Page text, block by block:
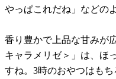
やっぱこれだね」などの
香り豊かで上品な甘みが
キャラメリゼ＞」は、ほ
すね。3時のおやつはも